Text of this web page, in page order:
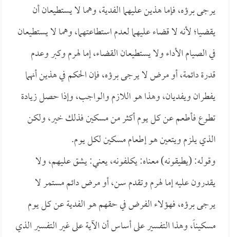
يرجى برؤه، فإما هذين عليهما الفدية، وهما لا يستطيعان أن
يقضيا؛ لأنه لا قضاء عليهما لعدم استطاعتهما، وهما لا يستطيعان
في الصيام الأداء ولا يستطيعان القضاء، إما لهرم وكبر وعدم
قدرة دائمة، أو مرض لا يرجى برؤه، فإن الحكم في هذين أنهما
يفطران ويفديان، وهذا هو اللازم والواجب، وإذا حصل زيادة
تطوع فأطعم عن كل يوم أكثر من مسكين فذلك خير، ولكن
الذي يلزم ويتعين هو إطعام مسكين لكل يوم.
وقوله: (يطيقونه) معناه: يكلفونه، يعني: يشق عليهم، ولا
يقدرون عليه إما لهرم وتقدم سن، أو مرض دائم مستمر لا
يرجى برؤه، فهؤلاء الفرض في حقهم هو الفدية عن كل يوم
مسكيناً، وهذا التفسير على أساس أن الآية على غير التفسير الذي